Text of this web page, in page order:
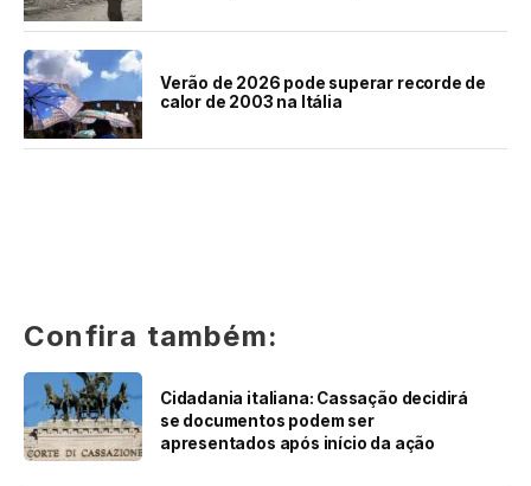
Verão de 2026 pode superar recorde de
calor de 2003 na Itália
Confira também:
Cidadania italiana: Cassação decidirá
se documentos podem ser
apresentados após início da ação